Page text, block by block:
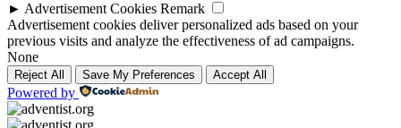
► Advertisement Cookies Remark
Advertisement cookies deliver personalized ads based on your
previous visits and analyze the effectiveness of ad campaigns.
None
Reject All Save My Preferences Accept All
Powered by